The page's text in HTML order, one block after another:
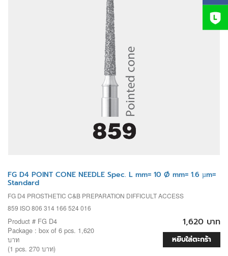
FG D4 POINT CONE NEEDLE Spec. L mm= 10 Ø mm= 1.6 µm=
Standard
FG D4 PROSTHETIC C&B PREPARATION DIFFICULT ACCESS
859 ISO 806 314 166 524 016
Product # FG D4
Package : box of 6 pcs. 1,620
บาท
(1 pcs. 270 บาท)
1,620 บาท
หยิบใส่ตะกร้า